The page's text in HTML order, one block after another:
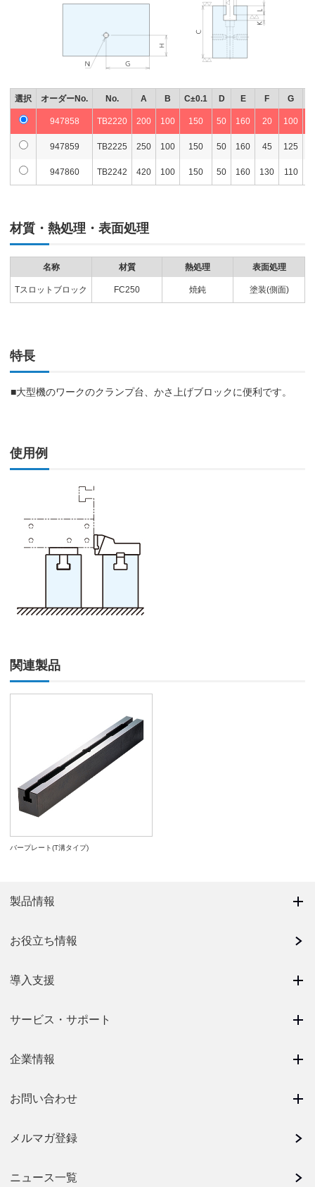
選択 オーダーNo. No. A B C±0.1 D E F G
947858 TB2220 200 100 150 50 160 20 100
947859 TB2225 250 100 150 50 160 45 125
947860 TB2242 420 100 150 50 160 130 110
材質・熱処理・表面処理
名称 材質 熱処理 表面処理
Tスロットブロック FC250 焼鈍 塗装(側面)
特長
■大型機のワークのクランプ台、かさ上げブロックに便利です。
使用例
関連製品
バープレート(T溝タイプ)
製品情報
お役立ち情報
導入支援
サービス・サポート
企業情報
お問い合わせ
メルマガ登録
ニュース一覧